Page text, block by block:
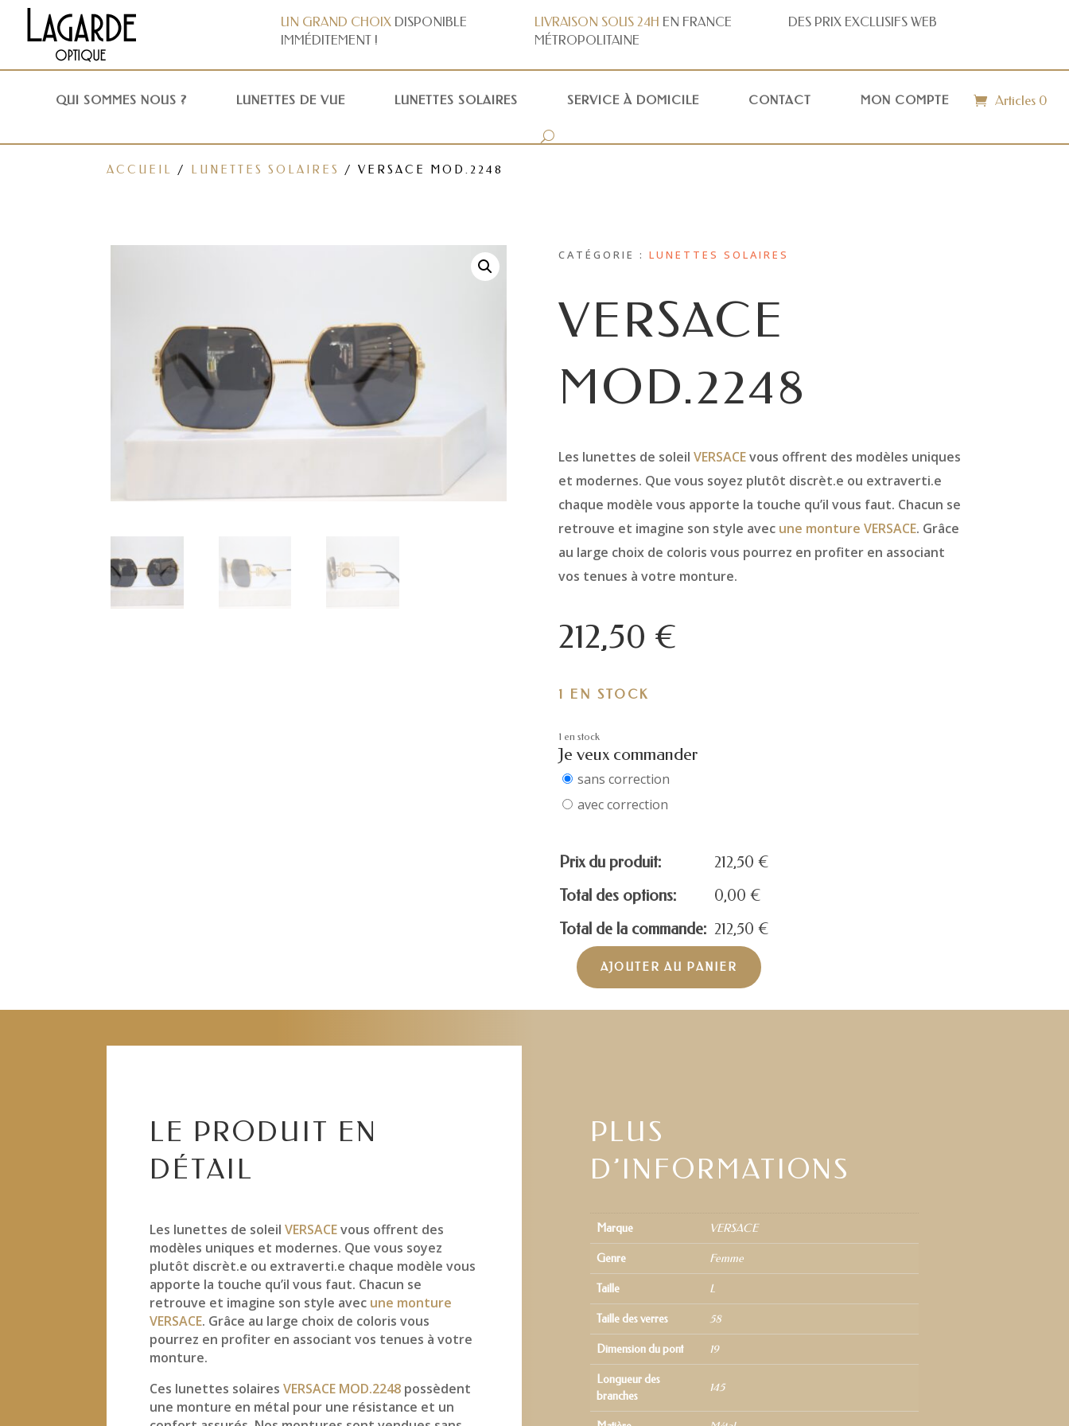
UN GRAND CHOIXDISPONIBLE
IMMÉDITEMENT !
LIVRAISON SOUS 24H EN FRANCE
MÉTROPOLITAINE
DES PRIX EXCLUSIFS WEB
QUI SOMMES NOUS ? LUNETTES DE VUE LUNETTES SOLAIRES SERVICE À DOMICILE CONTACT MON COMPTE Articles 0
ACCUEIL / LUNETTES SOLAIRES / VERSACE MOD.2248
CATÉGORIE : LUNETTES SOLAIRES
VERSACE
MOD.2248
Les lunettes de soleil VERSACEvous offrent des modèles uniques
et modernes. Que vous soyez plutôt discrèt.e ou extraverti.e
chaque modèle vous apporte la touche qu’il vous faut. Chacun se
retrouve et imagine son style avec une monture VERSACE. Grâce
au large choix de coloris vous pourrez en profiter en associant
vos tenues à votre monture.
212,50 €
1 EN STOCK
1 en stock
Je veux commander
sans correction
avec correction
Prix du produit: 212,50 €
Total des options:
0,00 €
Total de la commande: 212,50 €
quantité
VERSACE
AJOUTER AU PANIER
LE PRODUIT EN
DÉTAIL
Les lunettes de soleilVERSACEvous offrent des
modèles uniques et modernes. Que vous soyez
plutôt discrèt.e ou extraverti.e chaque modèle vous
apporte la touche qu’il vous faut. Chacun se
retrouve et imagine son style avec une monture
VERSACE. Grâce au large choix de coloris vous
pourrez en profiter en associant vos tenues à votre
monture.
Ces lunettes solaires VERSACE MOD.2248 possèdent
une monture en métal pour une résistance et un
PLUS
D’INFORMATIONS
Marque VERSACE
Genre Femme
Taille L
Taille des verres 58
Dimension du pont 19
Longueur des
branches
145